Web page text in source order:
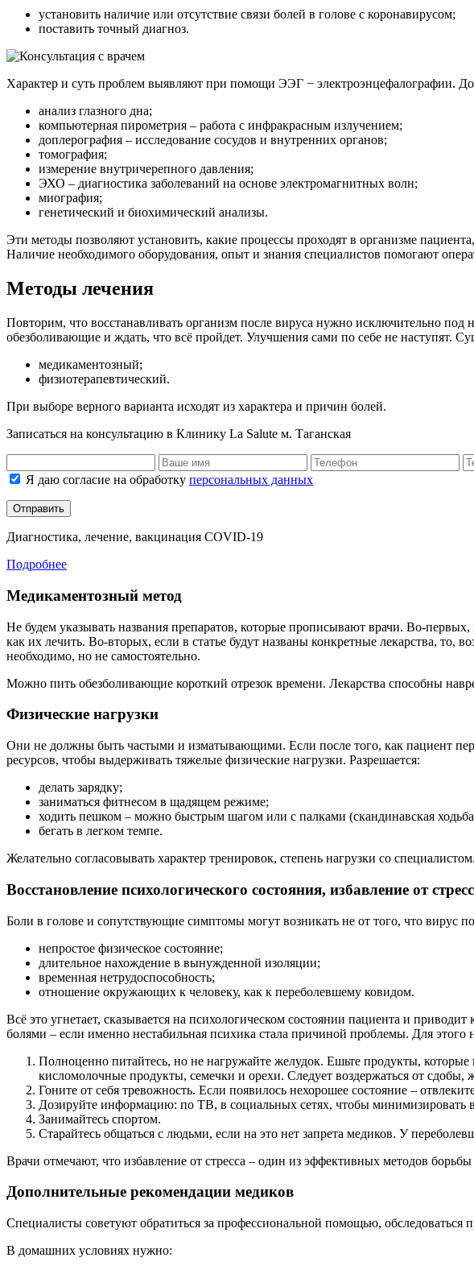
установить наличие или отсутствие связи болей в голове с коронавирусом;
поставить точный диагноз.
Характер и суть проблем выявляют при помощи ЭЭГ − электроэнцефалографии.
анализ глазного дна;
компьютерная пирометрия – работа с инфракрасным излучением;
доплерография – исследование сосудов и внутренних органов;
томография;
измерение внутричерепного давления;
ЭХО – диагностика заболеваний на основе электромагнитных волн;
миография;
генетический и биохимический анализы.
Эти методы позволяют установить, какие процессы проходят в организме
Наличие необходимого оборудования, опыт и знания специалистов помогают
Методы лечения
Повторим, что восстанавливать организм после вируса нужно исключительно под
обезболивающие и ждать, что всё пройдет. Улучшения сами по себе не наступят.
медикаментозный;
физиотерапевтический.
При выборе верного варианта исходят из характера и причин болей.
Записаться на консультацию в Клинику La Salute м. Таганская
Я даю согласие на обработку персональных данных
Отправить
Диагностика, лечение, вакцинация COVID-19
Подробнее
Медикаментозный метод
Не будем указывать названия препаратов, которые прописывают врачи. Во-
как их лечить. Во-вторых, если в статье будут названы конкретные лекарства,
необходимо, но не самостоятельно.
Можно пить обезболивающие короткий отрезок времени. Лекарства способны
Физические нагрузки
Они не должны быть частыми и изматывающими. Если после того, как пациент
ресурсов, чтобы выдерживать тяжелые физические нагрузки. Разрешается:
делать зарядку;
заниматься фитнесом в щадящем режиме;
ходить пешком – можно быстрым шагом или с палками (скандинавская
бегать в легком темпе.
Желательно согласовывать характер тренировок, степень нагрузки со
Восстановление психологического состояния, избавление от
Боли в голове и сопутствующие симптомы могут возникать не от того, что вирус
непростое физическое состояние;
длительное нахождение в вынужденной изоляции;
временная нетрудоспособность;
отношение окружающих к человеку, как к переболевшему ковидом.
Всё это угнетает, сказывается на психологическом состоянии пациента и
болями – если именно нестабильная психика стала причиной проблемы. Для этого
Полноценно питайтесь, но не нагружайте желудок. Ешьте продукты,
кисломолочные продукты, семечки и орехи. Следует воздержаться от сдобы,
Гоните от себя тревожность. Если появилось нехорошее состояние –
Дозируйте информацию: по ТВ, в социальных сетях, чтобы минимизировать
Занимайтесь спортом.
Старайтесь общаться с людьми, если на это нет запрета медиков. У
Врачи отмечают, что избавление от стресса – один из эффективных методов
Дополнительные рекомендации медиков
Специалисты советуют обратиться за профессиональной помощью,
В домашних условиях нужно: